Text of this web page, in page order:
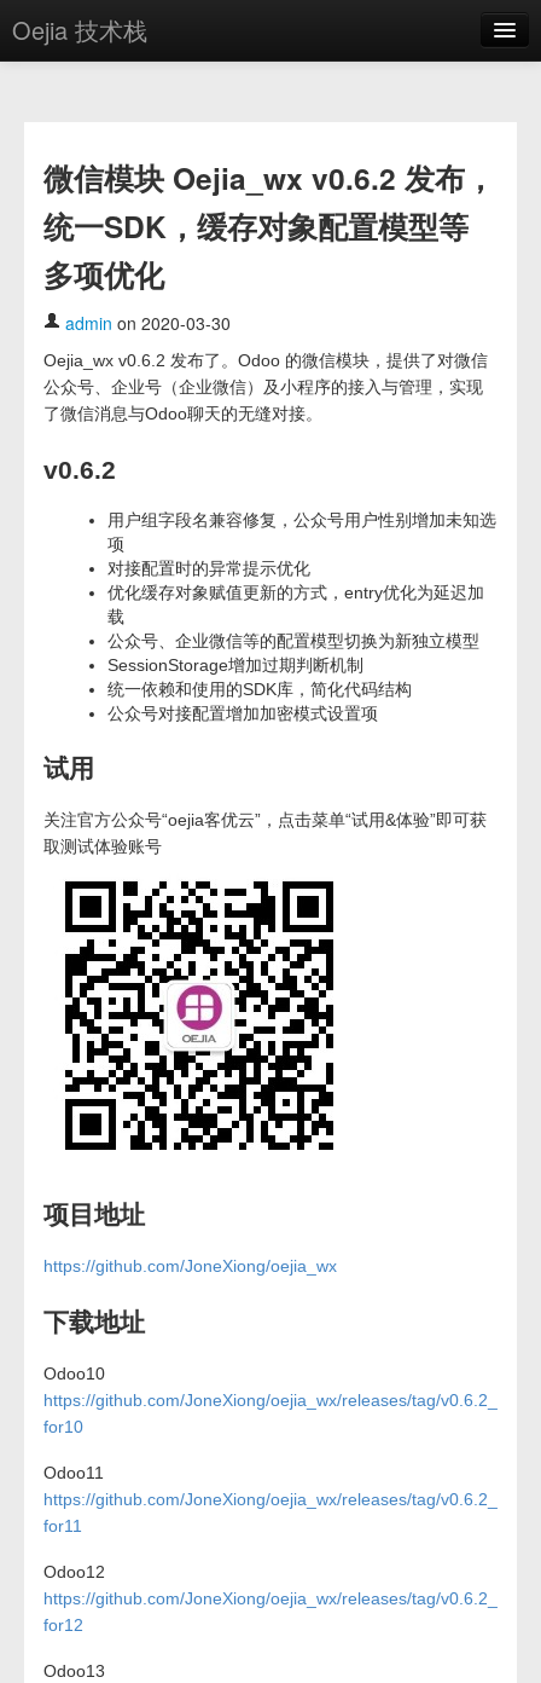
Oejia 技术栈
方案
OE学院
分享
关于
编辑器
登录
微信模块 Oejia_wx v0.6.2 发布，
统一SDK，缓存对象配置模型等
多项优化
admin on 2020-03-30
Oejia_wx v0.6.2 发布了。Odoo 的微信模块，提供了对微信
公众号、企业号（企业微信）及小程序的接入与管理，实现
了微信消息与Odoo聊天的无缝对接。
v0.6.2
用户组字段名兼容修复，公众号用户性别增加未知选
项
对接配置时的异常提示优化
优化缓存对象赋值更新的方式，entry优化为延迟加
载
公众号、企业微信等的配置模型切换为新独立模型
SessionStorage增加过期判断机制
统一依赖和使用的SDK库，简化代码结构
公众号对接配置增加加密模式设置项
试用
关注官方公众号“oejia客优云”，点击菜单“试用&体验”即可获
取测试体验账号
项目地址
https://github.com/JoneXiong/oejia_wx
下载地址
Odoo10
https://github.com/JoneXiong/oejia_wx/releases/tag/v0.6.2_
for10
Odoo11
https://github.com/JoneXiong/oejia_wx/releases/tag/v0.6.2_
for11
Odoo12
https://github.com/JoneXiong/oejia_wx/releases/tag/v0.6.2_
for12
Odoo13